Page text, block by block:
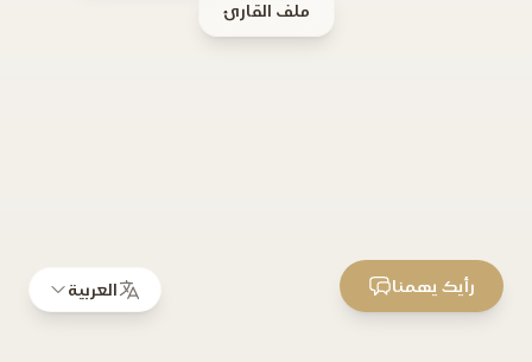
ملف القارئ
العربية رأيك يهمنا